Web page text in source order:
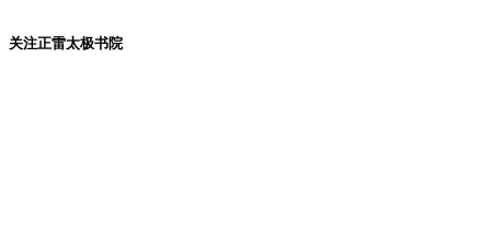
关注正雷太极书院